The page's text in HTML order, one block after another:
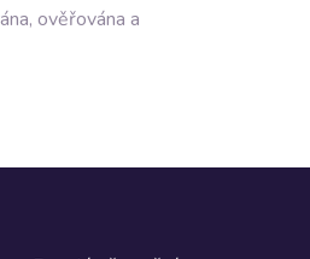
ověřována a